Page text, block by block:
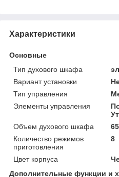
Характеристики
Основные
Тип духового шкафа
Вариант установки
Тип управления
Элементы управления
Объем духового шкафа
Количество режимов
приготовления
8
Цвет корпуса
Дополнительные функции и